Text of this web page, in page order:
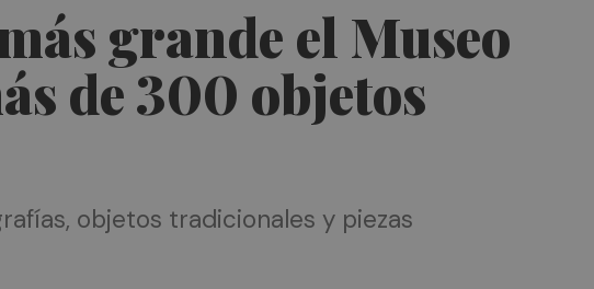
grande el Museo
de 300 objetos
objetos tradicionales y piezas